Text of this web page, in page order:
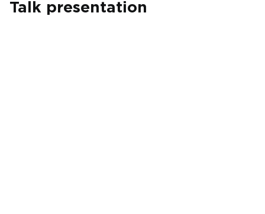
Talk presentation